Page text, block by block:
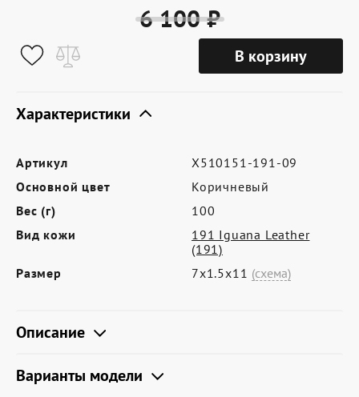
Условия доставки
Сертификат Dr.Koffer
Партнерам
Контакты
Программа лояльности
Политика обработки персональных
6 100 ₽
В корзину
Характеристики
Артикул
X510151-191-09
Основной цвет
Коричневый
Вес (г)
100
Вид кожи
191 Iguana Leather
(191)
Размер
7х1.5х11 (схема)
Описание
Варианты модели